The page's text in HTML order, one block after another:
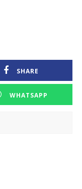
SHARE
WHATSAPP